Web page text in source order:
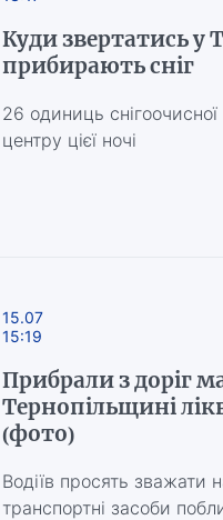
Куди звертатись у
прибирають сніг
26 одиниць
центру цієї ночі
15.07
15:19
Прибрали з доріг
Тернопільщині
(фото)
Водіїв просять зважати
транспортні засоби